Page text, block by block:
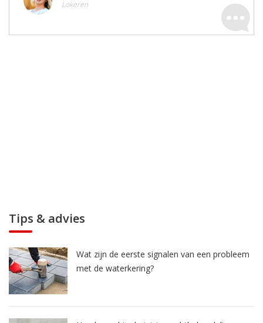
Lokeren
Tips & advies
Wat zijn de eerste signalen van een probleem
met de waterkering?